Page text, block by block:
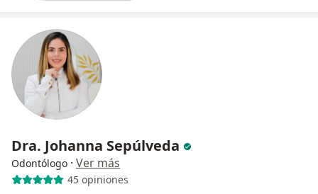
Dra. Johanna Sepúlveda
Odontólogo · Ver más
45 opiniones